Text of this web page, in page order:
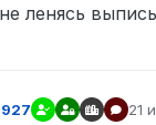
ленясь
21